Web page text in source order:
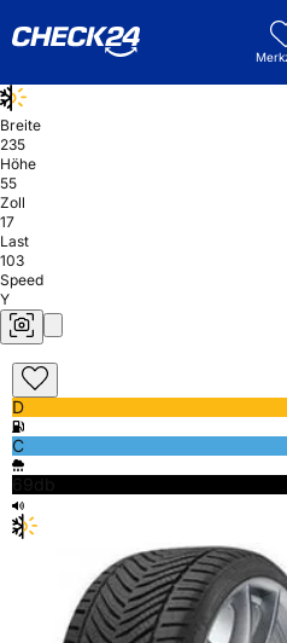
Breite
235
Höhe
55
Zoll
17
Last
103
Speed
Y
D
C
69db